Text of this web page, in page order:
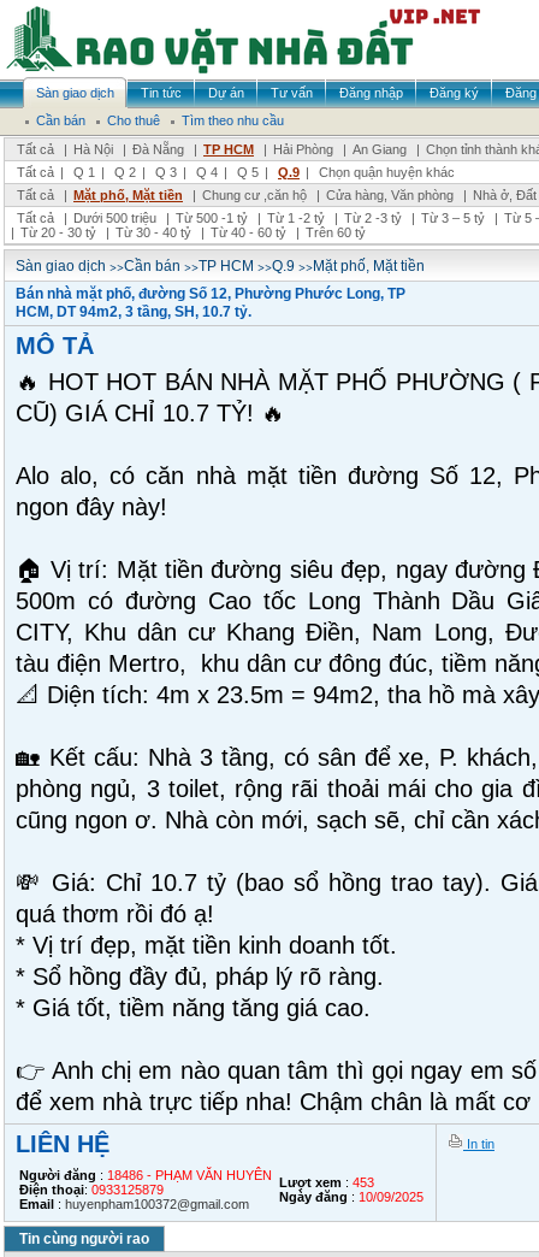
Sàn giao dịch Tin tức Dự án Tư vấn Đăng nhập Đăng ký
Đăng
Cần bán
Cho thuê
Tìm theo nhu cầu
Tất cả
| Hà Nội | Đà Nẵng | TP HCM | Hải Phòng | An Giang | Chọn tỉnh thành
Tất cả | Q 1 | Q 2 | Q 3 | Q 4 | Q 5 | Q.9 |
Chọn quận huyện khác
Tất cả
| Mặt phố, Mặt tiền | Chung cư ,căn hộ | Cửa hàng, Văn phòng | Nhà ở,
Tất cả
| Dưới 500 triệu | Từ 500 -1 tỷ | Từ 1 -2 tỷ | Từ 2 -3 tỷ | Từ 3 – 5 tỷ | Từ 5
| Từ 20 - 30 tỷ | Từ 30 - 40 tỷ | Từ 40 - 60 tỷ | Trên 60 tỷ
Sàn giao dịch >>Cần bán >>TP HCM >>Q.9 >>Mặt phố, Mặt tiền
Bán nhà mặt phố, đường Số 12, Phường Phước Long, TP
HCM, DT 94m2, 3 tầng, SH, 10.7 tỷ.
MÔ TẢ
🔥 HOT HOT BÁN NHÀ MẶT PHỐ PHƯỜNG (
CŨ) GIÁ CHỈ 10.7 TỶ! 🔥
Alo alo, có căn nhà mặt tiền đường Số 12,
ngon đây này!
🏠 Vị trí: Mặt tiền đường siêu đẹp, ngay đường
500m có đường Cao tốc Long Thành Dầu
CITY, Khu dân cư Khang Điền, Nam Long,
tàu điện Mertro, khu dân cư đông đúc, tiềm
📐 Diện tích: 4m x 23.5m = 94m2, tha hồ mà
🏡 Kết cấu: Nhà 3 tầng, có sân để xe, P.
phòng ngủ, 3 toilet, rộng rãi thoải mái cho gia
cũng ngon ơ. Nhà còn mới, sạch sẽ, chỉ cần
💸 Giá: Chỉ 10.7 tỷ (bao sổ hồng trao tay).
quá thơm rồi đó ạ!
* Vị trí đẹp, mặt tiền kinh doanh tốt.
* Sổ hồng đầy đủ, pháp lý rõ ràng.
* Giá tốt, tiềm năng tăng giá cao.
👉 Anh chị em nào quan tâm thì gọi ngay em
để xem nhà trực tiếp nha! Chậm chân là mất cơ
LIÊN HỆ
Người đăng : 18486 - PHẠM VĂN HUYÊN
Điện thoại: 0933125879
Email : huyenpham100372@gmail.com
Lượt xem : 453
Ngày đăng : 10/09/2025
In tin
Tin cùng người rao